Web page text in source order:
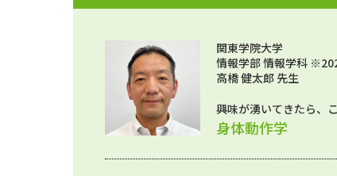
関東学院大学
情報学部 情報学科
高橋 健太郎 先生
興味が湧いてきたら、
身体動作学